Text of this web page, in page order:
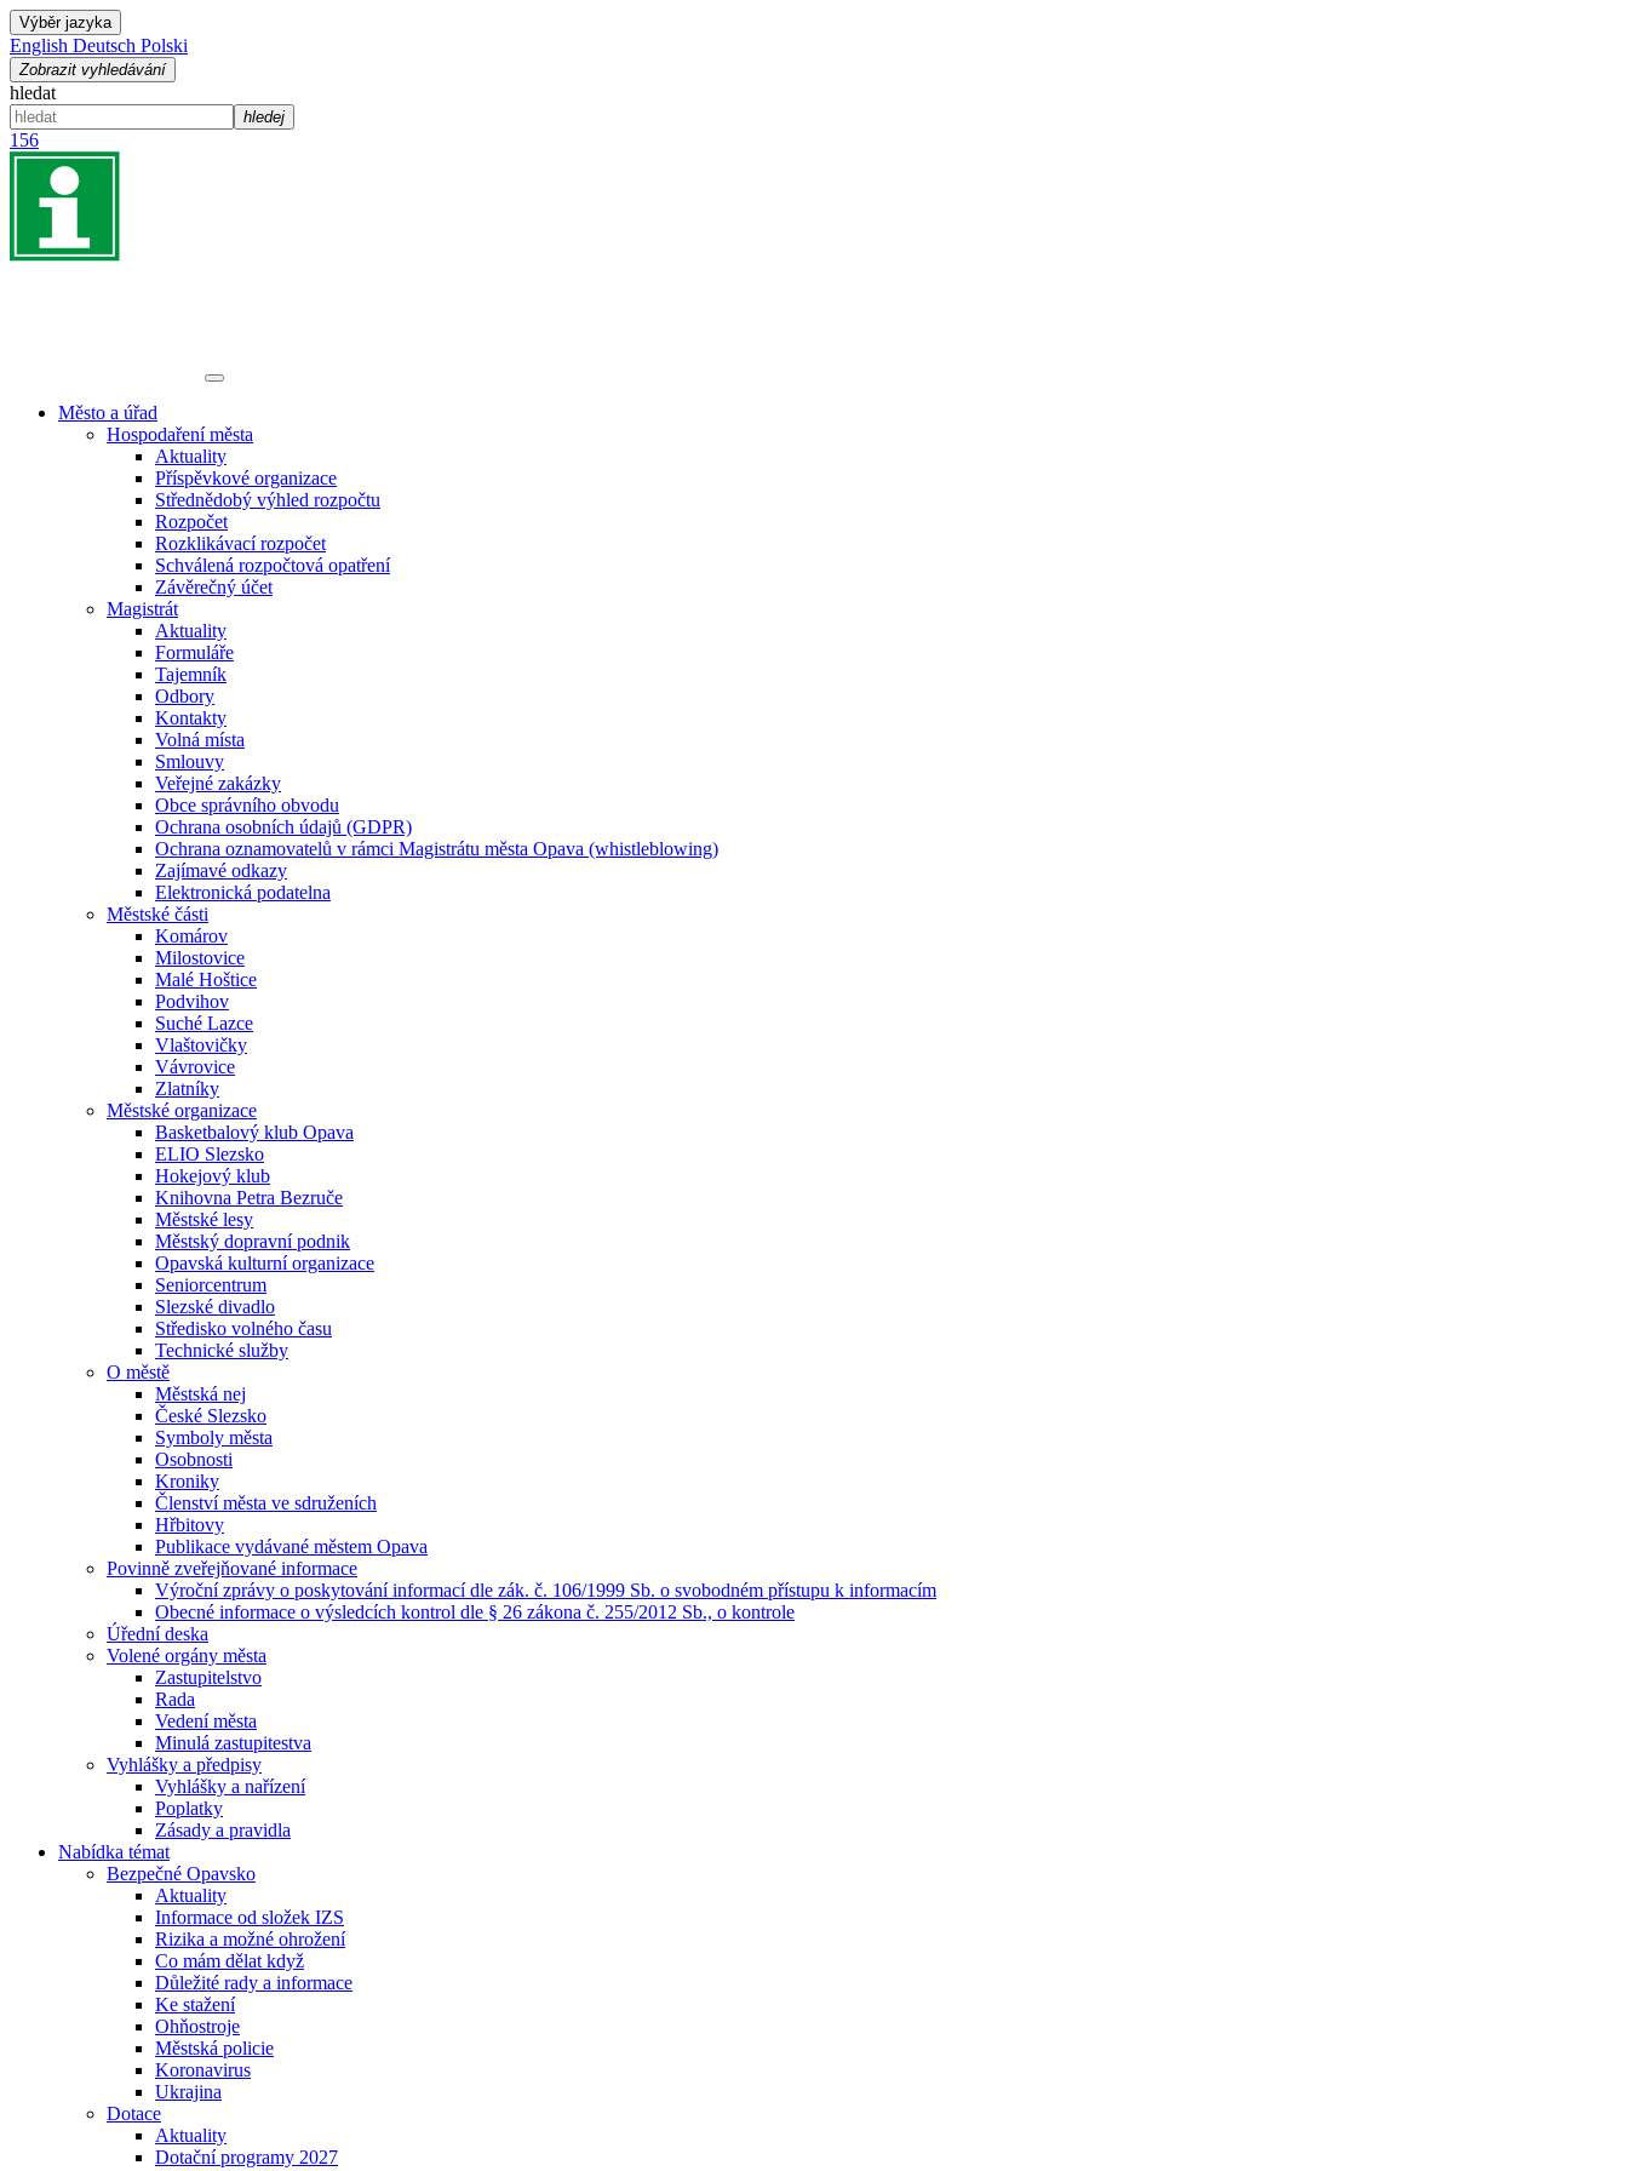
Výběr jazyka
English Deutsch Polski
Zobrazit vyhledávání
hledat
hledej
156
Město a úřad
Hospodaření města
Aktuality
Příspěvkové organizace
Střednědobý výhled rozpočtu
Rozpočet
Rozklikávací rozpočet
Schválená rozpočtová opatření
Závěrečný účet
Magistrát
Aktuality
Formuláře
Tajemník
Odbory
Kontakty
Volná místa
Smlouvy
Veřejné zakázky
Obce správního obvodu
Ochrana osobních údajů (GDPR)
Ochrana oznamovatelů v rámci Magistrátu města Opava (whistleblowing)
Zajímavé odkazy
Elektronická podatelna
Městské části
Komárov
Milostovice
Malé Hoštice
Podvihov
Suché Lazce
Vlaštovičky
Vávrovice
Zlatníky
Městské organizace
Basketbalový klub Opava
ELIO Slezsko
Hokejový klub
Knihovna Petra Bezruče
Městské lesy
Městský dopravní podnik
Opavská kulturní organizace
Seniorcentrum
Slezské divadlo
Středisko volného času
Technické služby
O městě
Městská nej
České Slezsko
Symboly města
Osobnosti
Kroniky
Členství města ve sdruženích
Hřbitovy
Publikace vydávané městem Opava
Povinně zveřejňované informace
Výroční zprávy o poskytování informací dle zák. č. 106/1999 Sb. o svobodném přístupu k informacím
Obecné informace o výsledcích kontrol dle § 26 zákona č. 255/2012 Sb., o kontrole
Úřední deska
Volené orgány města
Zastupitelstvo
Rada
Vedení města
Minulá zastupitestva
Vyhlášky a předpisy
Vyhlášky a nařízení
Poplatky
Zásady a pravidla
Nabídka témat
Bezpečné Opavsko
Aktuality
Informace od složek IZS
Rizika a možné ohrožení
Co mám dělat když
Důležité rady a informace
Ke stažení
Ohňostroje
Městská policie
Koronavirus
Ukrajina
Dotace
Aktuality
Dotační programy 2027